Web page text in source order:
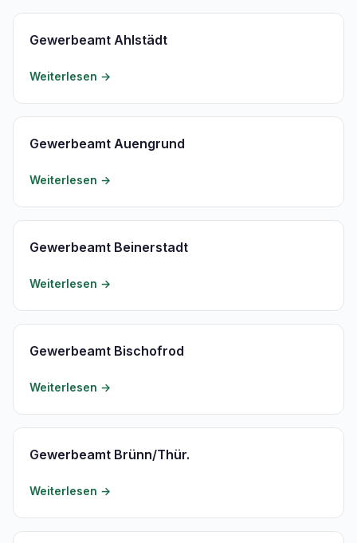
Gewerbeamt Ahlstädt
Weiterlesen →
Gewerbeamt Auengrund
Weiterlesen →
Gewerbeamt Beinerstadt
Weiterlesen →
Gewerbeamt Bischofrod
Weiterlesen →
Gewerbeamt Brünn/Thür.
Weiterlesen →